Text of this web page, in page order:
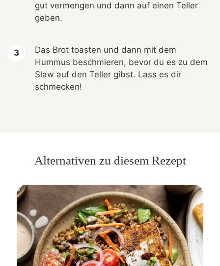
gut vermengen und dann auf einen Teller
geben.
Das Brot toasten und dann mit dem
Hummus beschmieren, bevor du es zu dem
Slaw auf den Teller gibst. Lass es dir
schmecken!
Alternativen zu diesem Rezept